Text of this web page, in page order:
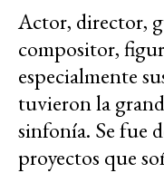
Actor, director,
compositor,
especialmente
tuvieron la
sinfonía. Se fue
proyectos que